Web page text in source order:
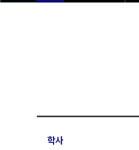
학사